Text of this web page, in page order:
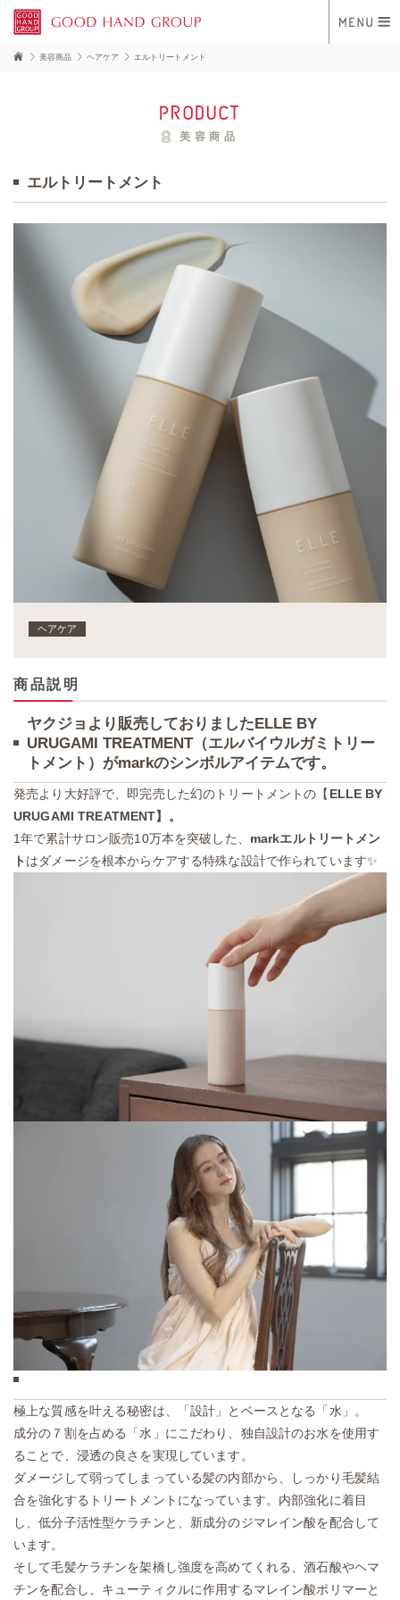
美容商品 ヘアケア エルトリートメント
product
美容商品
エルトリートメント
ヘアケア
商品説明
ヤクジョより販売しておりましたELLE BY
URUGAMI TREATMENT（エルバイウルガミトリー
トメント）がmarkのシンボルアイテムです。
発売より大好評で、即完売した幻のトリートメントの【 ELLE BY
URUGAMI TREATMENT】。
1年で累計サロン販売10万本を突破した、 markエルトリートメン
ト はダメージを根本からケアする特殊な設計で作られています✨
極上な質感を叶える秘密は、「設計」とベースとなる「水」。
成分の７割を占める「水」にこだわり、独自設計のお水を使用す
ることで、浸透の良さを実現しています。
ダメージして弱ってしまっている髪の内部から、しっかり毛髪結
合を強化するトリートメントになっています。内部強化に着目
し、低分子活性型ケラチンと、新成分のジマレイン酸を配合して
います。
そして毛髪ケラチンを架橋し強度を高めてくれる、酒石酸やヘマ
チンを配合し、キューティクルに作用するマレイン酸ポリマーと